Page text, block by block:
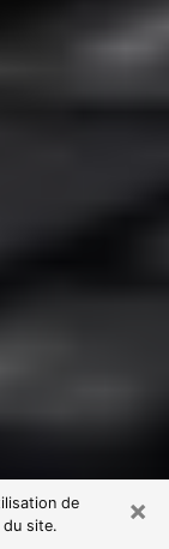
×
de
site.